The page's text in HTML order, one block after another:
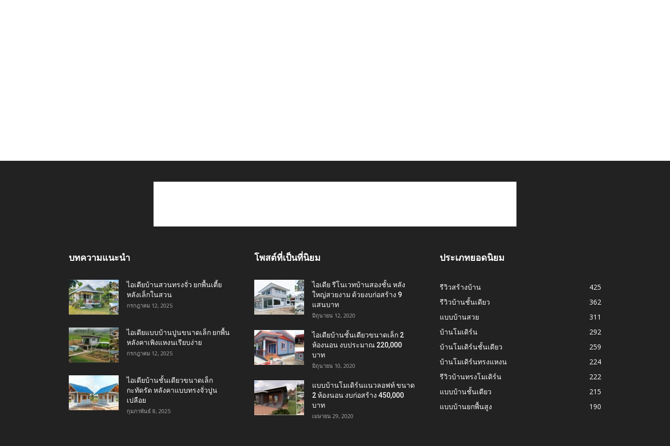
บทความแนะนำ
ไอเดียบ้านสวนทรงจั่ว ยกพื้นเตี้ย
หลังเล็กในสวน
กรกฎาคม 12, 2025
ไอเดียแบบบ้านปูนขนาดเล็ก ยกพื้น
หลังคาเพิงแหงนเรียบง่าย
กรกฎาคม 12, 2025
ไอเดียบ้านชั้นเดียวขนาดเล็ก
กะทัดรัด หลังคาแบบทรงจั่วปูน
เปลือย
กุมภาพันธ์ 8, 2025
โพสต์ที่เป็นที่นิยม
ไอเดีย รีโนเวทบ้านสองชั้น หลัง
ใหญ่สวยงาม ด้วยงบก่อสร้าง 9
แสนบาท
มิถุนายน 12, 2020
ไอเดียบ้านชั้นเดียวขนาดเล็ก 2
ห้องนอน งบประมาณ 220,000
บาท
มิถุนายน 10, 2020
แบบบ้านโมเดิร์นแนวลอฟท์ ขนาด
2 ห้องนอน งบก่อสร้าง 450,000
บาท
เมษายน 29, 2020
ประเภทยอดนิยม
รีวิวสร้างบ้าน
425
รีวิวบ้านชั้นเดียว
362
แบบบ้านสวย
311
บ้านโมเดิร์น
292
บ้านโมเดิร์นชั้นเดียว
259
บ้านโมเดิร์นทรงแหงน
224
รีวิวบ้านทรงโมเดิร์น
222
แบบบ้านชั้นเดียว
215
แบบบ้านยกพื้นสูง
190